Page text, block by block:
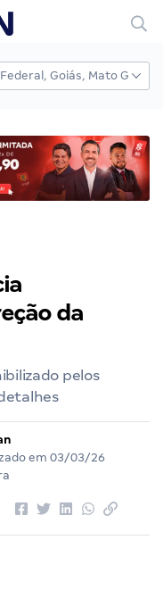
da
pelos
em 03/03/26